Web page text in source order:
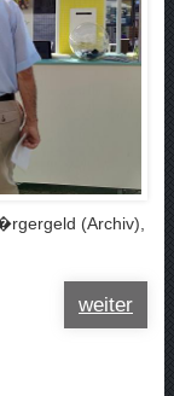
(Archiv),
weiter